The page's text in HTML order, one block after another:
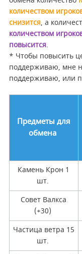
количеством
снизится, а
количеством
повысится.
* Чтобы повысить
поддерживаю, мне
поддерживаю, или
Предметы для
обмена
Камень Крон 1
шт.
Совет Валкса
(+30)
Частица ветра 15
шт.